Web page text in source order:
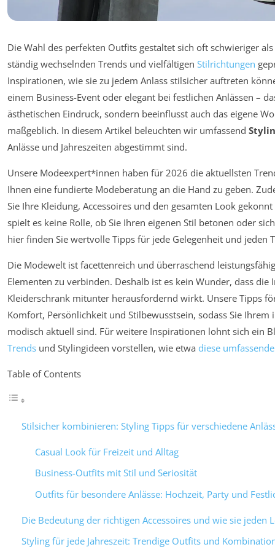
Die Wahl des perfekten Outfits gestaltet sich oft schwieriger
ständig wechselnden Trends und vielfältigen Stilrichtungen
Inspirationen, wie sie zu jedem Anlass stilsicher auftreten
einem Business-Event oder elegant bei festlichen Anlässen –
ästhetischen Eindruck, sondern beeinflusst auch das eigene
maßgeblich. In diesem Artikel beleuchten wir umfassend
Anlässe und Jahreszeiten abgestimmt sind.
Unsere Modeexpert*innen haben für 2026 die aktuellsten
Ihnen eine fundierte Modeberatung an die Hand zu geben.
Sie Ihre Kleidung, Accessoires und den gesamten Look
spielt es keine Rolle, ob Sie Ihren eigenen Stil betonen oder
hier finden Sie wertvolle Tipps für jede Gelegenheit und jeden
Die Modewelt ist facettenreich und überraschend
Elementen zu verbinden. Deshalb ist es kein Wunder, dass
Kleiderschrank mitunter herausfordernd wirkt. Unsere Tipps
Komfort, Persönlichkeit und Stilbewusstsein, sodass Sie
modisch aktuell sind. Für weitere Inspirationen lohnt sich ein
Trends und Stylingideen vorstellen, wie etwa diese
Table of Contents
Stilsicher kombinieren: Styling Tipps für verschiedene
Casual Look für Freizeit und Alltag
Business-Outfits mit Stil und Seriosität
Outfits für besondere Anlässe: Hochzeit, Party und
Die Bedeutung der richtigen Accessoires und wie sie jeden
Styling für jede Jahreszeit: Trendige Outfits und